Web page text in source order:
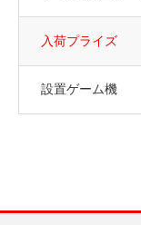
入荷プライズ
設置ゲーム機